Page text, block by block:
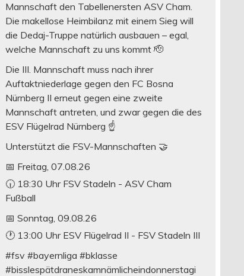
Mannschaft den Tabellenersten ASV Cham.
Die makellose Heimbilanz mit einem Sieg will
die Dedaj-Truppe natürlich ausbauen – egal,
welche Mannschaft zu uns kommt 🫡
Die III. Mannschaft muss nach ihrer
Auftaktniederlage gegen den FC Bosna
Nürnberg II erneut gegen eine zweite
Mannschaft antreten, und zwar gegen die des
ESV Flügelrad Nürnberg ☝️
Unterstützt die FSV-Mannschaften 🤝
📅 Freitag, 07.08.26
🕡 18:30 Uhr FSV Stadeln - ASV Cham
Fußball
📅 Sonntag, 09.08.26
🕐 13:00 Uhr ESV Flügelrad II - FSV Stadeln III
#fsv #bayernliga #bklasse
#bisslespätdraneskamnämlicheindonnerstagi